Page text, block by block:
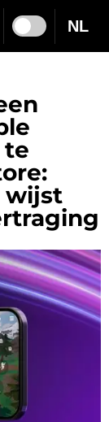
NL
te
wijst